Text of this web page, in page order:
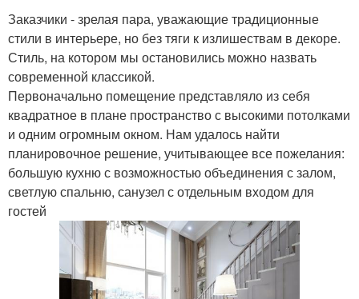
Заказчики - зрелая пара, уважающие традиционные
стили в интерьере, но без тяги к излишествам в декоре.
Стиль, на котором мы остановились можно назвать
современной классикой.
Первоначально помещение представляло из себя
квадратное в плане пространство с высокими потолками
и одним огромным окном. Нам удалось найти
планировочное решение, учитывающее все пожелания:
большую кухню с возможностью объединения с залом,
светлую спальню, санузел с отдельным входом для
гостей